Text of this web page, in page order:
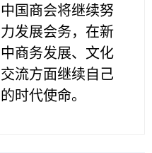
中国商会将继续努
力发展会务，在新
中商务发展、文化
交流方面继续自己
的时代使命。